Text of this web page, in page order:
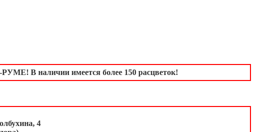
В наличии имеется более 150 расцветок!
4